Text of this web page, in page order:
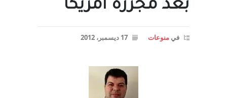
بعد مجزرة امريكا
في منوعات 17 ديسمبر، 2012